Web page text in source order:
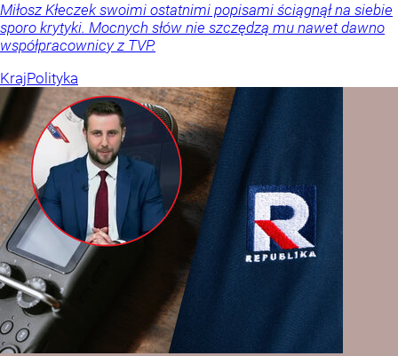
Miłosz Kłeczek swoimi ostatnimi popisami ściągnął na siebie
sporo krytyki. Mocnych słów nie szczędzą mu nawet dawno
współpracownicy z TVP.
KrajPolityka